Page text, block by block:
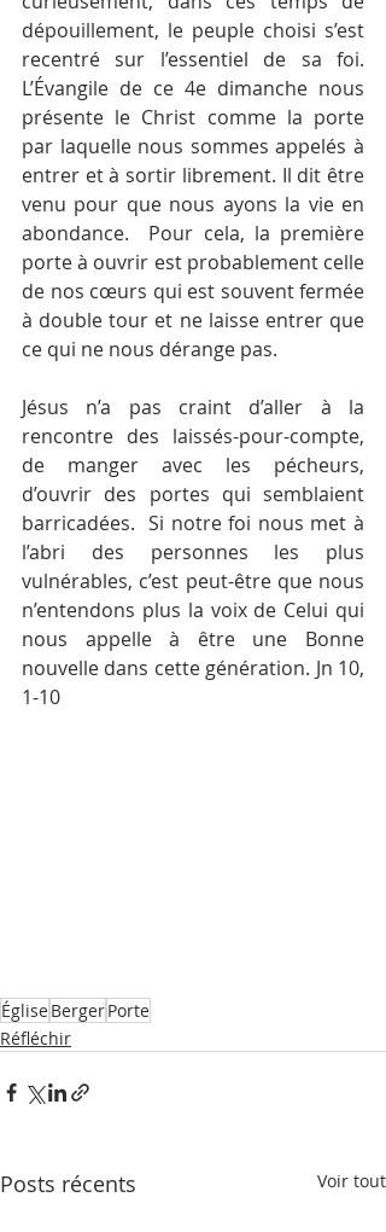
dépouillement, le peuple choisi s’est
recentré sur l’essentiel de sa foi.
L’Évangile de ce 4e dimanche nous
présente le Christ comme la porte
par laquelle nous sommes appelés à
entrer et à sortir librement. Il dit être
venu pour que nous ayons la vie en
abondance.  Pour cela, la première
porte à ouvrir est probablement celle
de nos cœurs qui est souvent fermée
à double tour et ne laisse entrer que
ce qui ne nous dérange pas.
Jésus n’a pas craint d’aller à la
rencontre des laissés-pour-compte,
de manger avec les pécheurs,
d’ouvrir des portes qui semblaient
barricadées.  Si notre foi nous met à
l’abri des personnes les plus
vulnérables, c’est peut-être que nous
n’entendons plus la voix de Celui qui
nous appelle à être une Bonne
nouvelle dans cette génération. Jn 10,
1-10
ÉgliseBergerPorte
Réfléchir
Posts récents Voir tout